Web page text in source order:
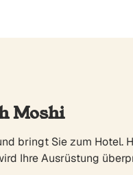
Moshi
bringt Sie zum
Ihre Ausrüstung